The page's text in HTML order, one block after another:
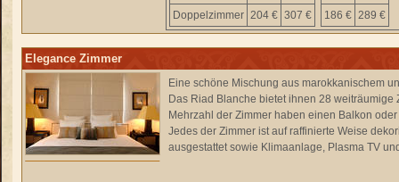
Doppelzimmer 204 € 307 €
186 € 289 €
Elegance Zimmer
Eine schöne Mischung aus marokkanischem
Das Riad Blanche bietet ihnen 28
Mehrzahl der Zimmer haben einen Balkon
Jedes der Zimmer ist auf raffinierte Weise
ausgestattet sowie Klimaanlage, Plasma TV